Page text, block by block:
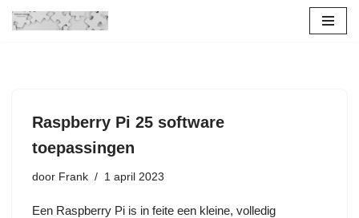
Raspberry Pi 25 software
toepassingen
door Frank 1 april 2023
Een Raspberry Pi is in feite een kleine, volledig